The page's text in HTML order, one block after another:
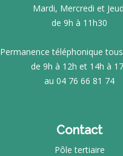
Mardi, Mercredi et
de 9h à 11h30
Permanence téléphonique
de 9h à 12h et 14h à
au 04 76 66 81 74
Contact
Pôle tertiaire